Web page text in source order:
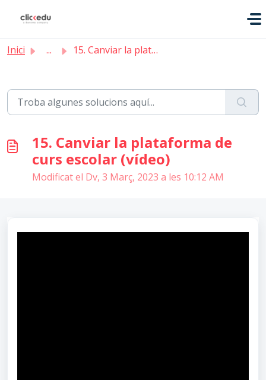
Inici ... 15. Canviar la plataforma de curs escolar (vídeo)
15. Canviar la plataforma de
curs escolar (vídeo)
Modificat el Dv, 3 Març, 2023 a les 10:12 AM